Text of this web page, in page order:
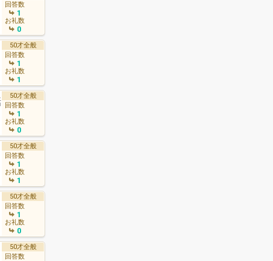
回答数
1
お礼数
0
50才全般
回答数
1
お礼数
1
50才全般
回答数
1
お礼数
0
50才全般
回答数
1
お礼数
1
50才全般
回答数
1
お礼数
0
50才全般
回答数